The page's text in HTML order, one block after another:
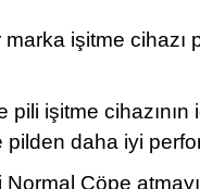
işitme cihazı
işitme
pilden daha iyi
Çöpe